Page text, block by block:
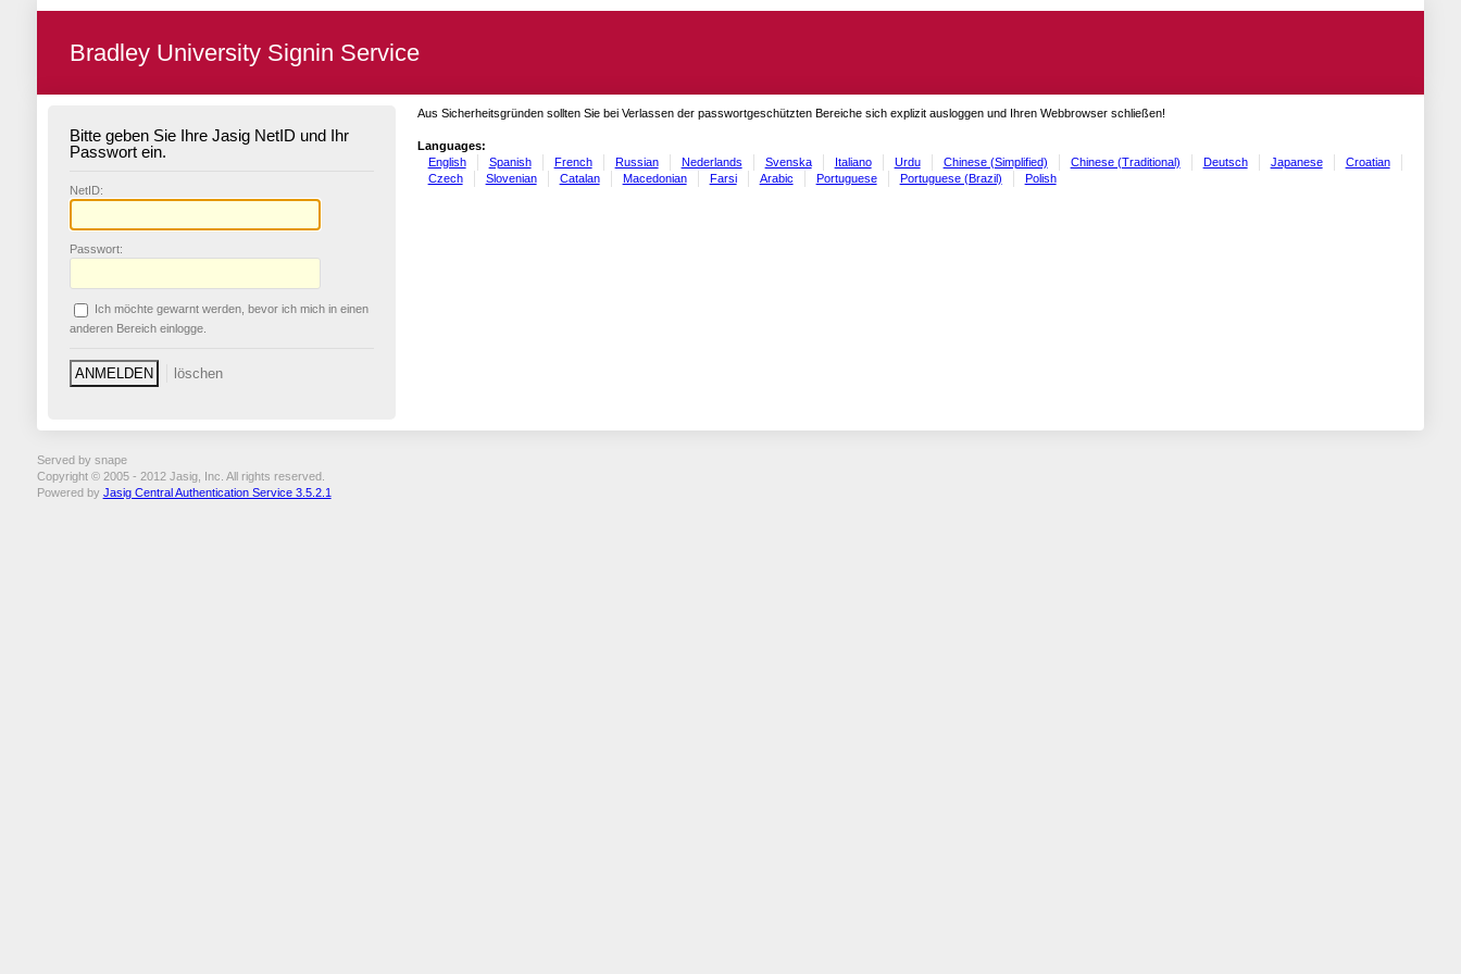
Bradley University Signin Service
Bitte geben Sie Ihre Jasig NetID und Ihr
Passwort ein.
NetID:
Passwort:
Ich möchte gewarnt werden, bevor ich mich in einen
anderen Bereich einlogge.
Aus Sicherheitsgründen sollten Sie bei Verlassen der passwortgeschützten Bereiche sich explizit ausloggen und Ihren Webbrowser schließen!
Languages:
English
Spanish French Russian Nederlands Svenska Italiano Urdu Chinese (Simplified) Chinese (Traditional) Deutsch Japanese
Croatian
Czech
Slovenian Catalan Macedonian Farsi Arabic Portuguese Portuguese (Brazil) Polish
Served by snape
Copyright © 2005 - 2012 Jasig, Inc. All rights reserved.
Powered by Jasig Central Authentication Service 3.5.2.1